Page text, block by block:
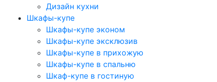
Дизайн кухни
Шкафы-купе
Шкафы-купе эконом
Шкафы-купе эксклюзив
Шкафы-купе в прихожую
Шкафы-купе в спальню
Шкаф-купе в гостиную